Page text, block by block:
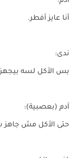
أنا عايز أفطر.
ندى:
بس الأكل لسه
آدم (بعصبية):
حتى الأكل مش جاهز